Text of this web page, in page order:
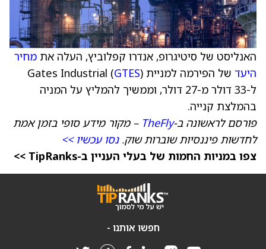
האנליסט של סיטיגרופ, אנדרו קפלוביץ, העלה את מחיר
היעד של הפירמה למניית Gates Industrial ( GTES)
ל-33 דולר מ-27 דולר, וממשיך להמליץ על המניה
בהמלצת קנייה.
פורסם לראשונה ב-TheFly – מקור מידע סופי בזמן אמת
לחדשות פיננסיות שוברות שוק.נסו עכשיו >>
צפו במניות החמות של בעלי העניין ב-TipRanks >>
חפשו אותנו -